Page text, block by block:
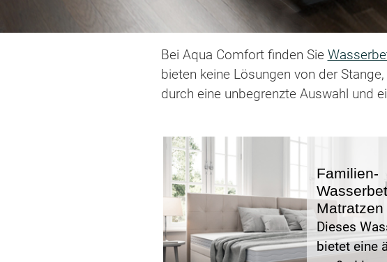
Bei Aqua Comfort finden Sie
bieten keine Lösungen von der
durch eine unbegrenzte Auswahl und
Familien-
Matratzen
Dieses
bietet eine